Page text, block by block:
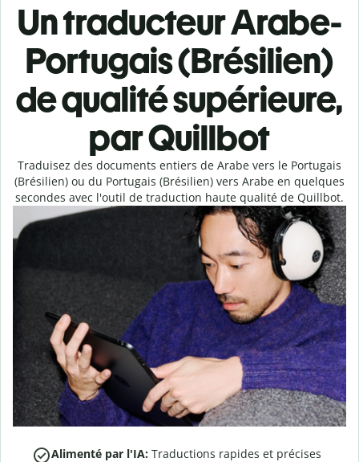
Un traducteur Arabe-
Portugais (Brésilien)
de qualité supérieure,
par Quillbot
Traduisez des documents entiers de Arabe vers le Portugais
(Brésilien) ou du Portugais (Brésilien) vers Arabe en quelques
secondes avec l'outil de traduction haute qualité de Quillbot.
Alimenté par l'IA: Traductions rapides et précises